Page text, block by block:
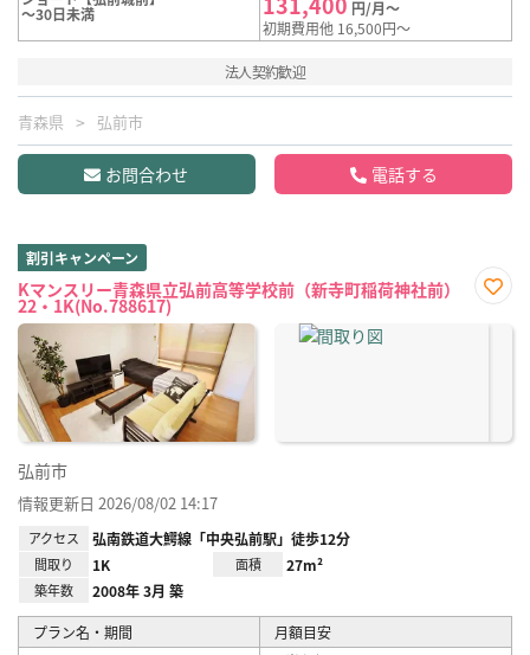
～30日未満
円/月～
初期費用他 16,500円～
法人契約歓迎
青森県 弘前市
お問合わせ 電話する
割引キャンペーン
Kマンスリー青森県立弘前高等学校前（新寺町稲荷神社前）
22・1K(No.788617)
に入
弘前市
情報更新日 2026/08/02 14:17
アクセス 弘南鉄道大鰐線「中央弘前駅」徒歩12分
間取り 1K 面積 27m²
築年数 2008年 3月 築
プラン名・期間
月額目安